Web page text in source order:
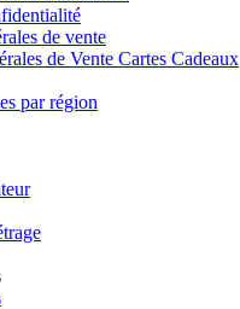
de vente
de Vente Cartes Cadeaux
par région